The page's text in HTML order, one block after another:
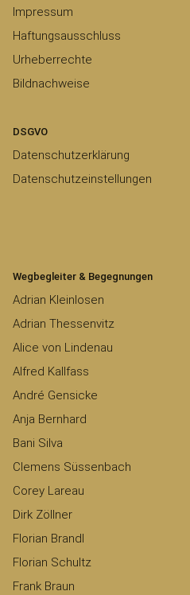
Impressum
Haftungsausschluss
Urheberrechte
Bildnachweise
DSGVO
Datenschutzerklärung
Datenschutzeinstellungen
Wegbegleiter & Begegnungen
Adrian Kleinlosen
Adrian Thessenvitz
Alice von Lindenau
Alfred Kallfass
André Gensicke
Anja Bernhard
Bani Silva
Clemens Süssenbach
Corey Lareau
Dirk Zöllner
Florian Brandl
Florian Schultz
Frank Braun